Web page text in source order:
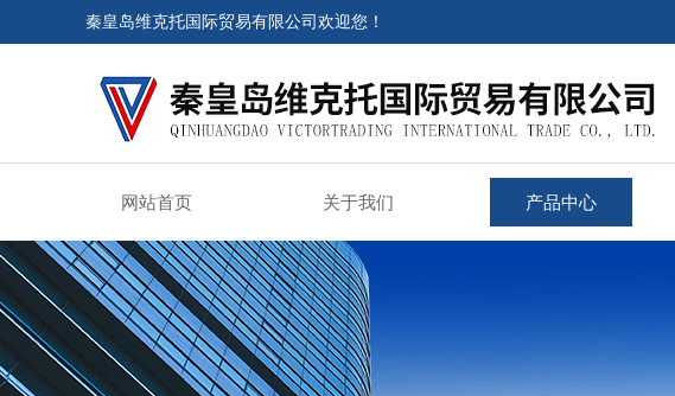
秦皇岛维克托国际贸易有限公司欢迎您！
网站首页 关于我们 产品中心